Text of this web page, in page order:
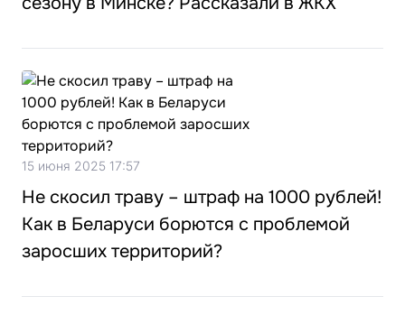
15 июня 2025 17:57
Не скосил траву – штраф на 1000 рублей!
Как в Беларуси борются с проблемой
заросших территорий?